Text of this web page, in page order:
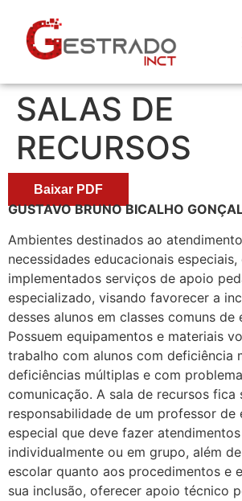
SALAS DE
RECURSOS
Baixar PDF
GUSTAVO BRUNO BICALHO
Ambientes destinados ao
necessidades educacionais especiais,
implementados serviços de apoio
especializado, visando favorecer a
desses alunos em classes comuns de
Possuem equipamentos e materiais
trabalho com alunos com deficiência
deficiências múltiplas e com
comunicação. A sala de recursos fica
responsabilidade de um professor de
especial que deve fazer atendimentos
individualmente ou em grupo, além
escolar quanto aos procedimentos e
sua inclusão, oferecer apoio técnico